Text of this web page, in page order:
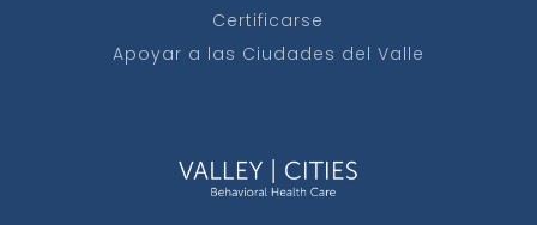
Certificarse
Apoyar a las Ciudades del Valle